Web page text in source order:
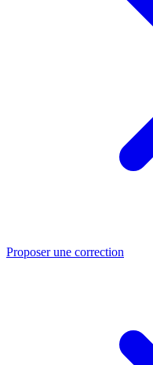
Proposer une correction